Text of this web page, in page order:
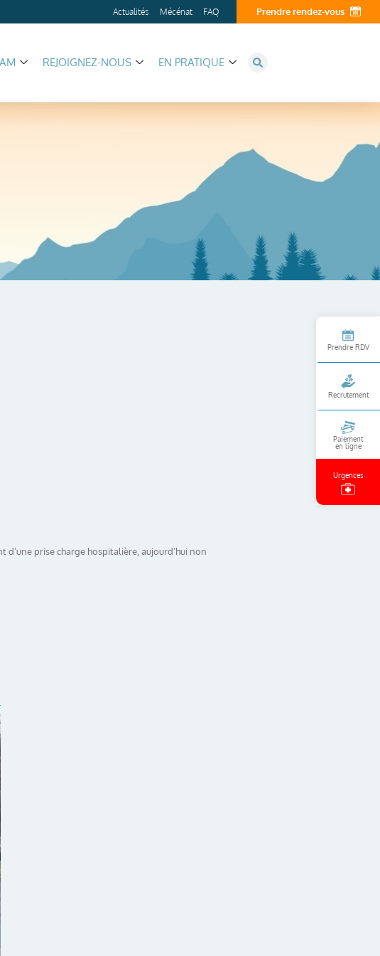
Actualités Mécénat FAQ Prendre rendez-vous
REJOIGNEZ-NOUS EN PRATIQUE
prise charge hospitalière, aujourd’hui non
Prendre RDV
Recrutement
Paiement
en ligne
Urgences